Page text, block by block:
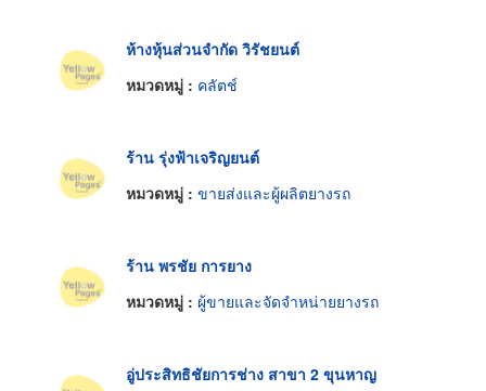
ห้างหุ้นส่วนจำกัด วิรัชยนต์
หมวดหมู่ : คลัตช์
ร้าน รุ่งฟ้าเจริญยนต์
หมวดหมู่ : ขายส่งและผู้ผลิตยางรถ
ร้าน พรชัย การยาง
หมวดหมู่ : ผู้ขายและจัดจำหน่ายยางรถ
อู่ประสิทธิชัยการช่าง สาขา 2 ขุนหาญ